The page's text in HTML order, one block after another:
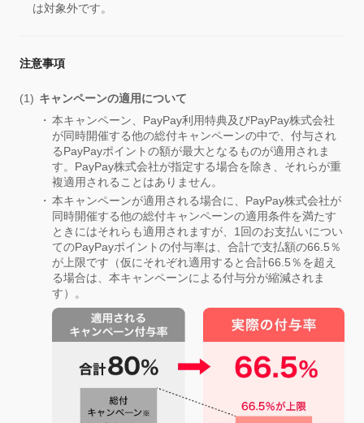
は対象外です。
注意事項
キャンペーンの適用について
本キャンペーン、PayPay利用特典及びPayPay株式会社
が同時開催する他の総付キャンペーンの中で、付与され
るPayPayポイントの額が最大となるものが適用されま
す。PayPay株式会社が指定する場合を除き、それらが重
複適用されることはありません。
本キャンペーンが適用される場合に、PayPay株式会社が
同時開催する他の総付キャンペーンの適用条件を満たす
ときにはそれらも適用されますが、1回のお支払いについ
てのPayPayポイントの付与率は、合計で支払額の66.5％
が上限です（仮にそれぞれ適用すると合計66.5％を超え
る場合は、本キャンペーンによる付与分が縮減されま
す）。